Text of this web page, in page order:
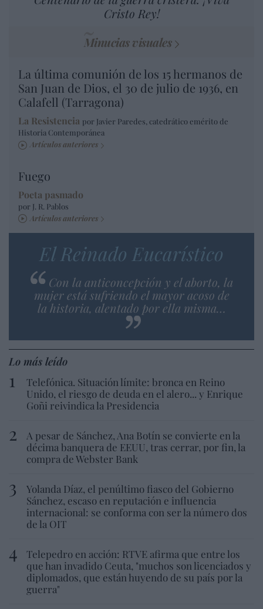
Cristo Rey!
Minucias visuales
La última comunión de los 15 hermanos de
San Juan de Dios, el 30 de julio de 1936, en
Calafell (Tarragona)
La Resistencia por Javier Paredes, catedrático emérito de
Historia Contemporánea
Artículos anteriores
Fuego
Poeta pasmado
por J. R. Pablos
Artículos anteriores
El Reinado Eucarístico
Con la anticoncepción y el aborto, la
mujer está sufriendo el mayor acoso de
la historia, alentado por ella misma…
Lo más leído
Telefónica. Situación límite: bronca en Reino
Unido, el riesgo de deuda en el alero... y Enrique
Goñi reivindica la Presidencia
A pesar de Sánchez, Ana Botín se convierte en la
décima banquera de EEUU, tras cerrar, por fin, la
compra de Webster Bank
Yolanda Díaz, el penúltimo fiasco del Gobierno
Sánchez, escaso en reputación e influencia
internacional: se conforma con ser la número dos
de la OIT
Telepedro en acción: RTVE afirma que entre los
que han invadido Ceuta, "muchos son licenciados y
diplomados, que están huyendo de su país por la
guerra"